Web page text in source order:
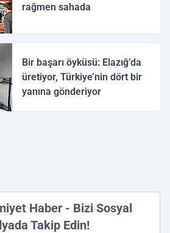
rağmen sahada
Bir başarı öyküsü: Elazığ’da
üretiyor, Türkiye’nin dört bir
yanına gönderiyor
Haber - Bizi Sosyal
Takip Edin!